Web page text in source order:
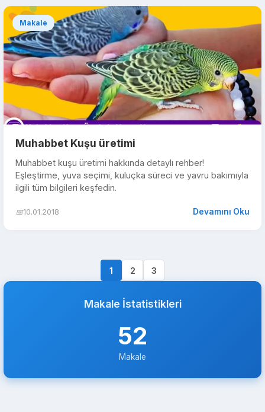
Makale
Muhabbet Kuşu üretimi
Muhabbet kuşu üretimi hakkında detaylı rehber!
Eşleştirme, yuva seçimi, kuluçka süreci ve yavru bakımıyla
ilgili tüm bilgileri keşfedin.
📅10.01.2018 Devamını Oku
1 2 3
Makale İstatistikleri
52
Makale